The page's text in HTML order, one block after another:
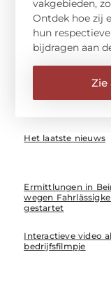
vakgebieden,
Ontdek hoe zij
hun
bijdragen aan
Zie
Het laatste nieuws
Ermittlungen in
wegen
gestartet
Interactieve video
bedrijfsfilmpje